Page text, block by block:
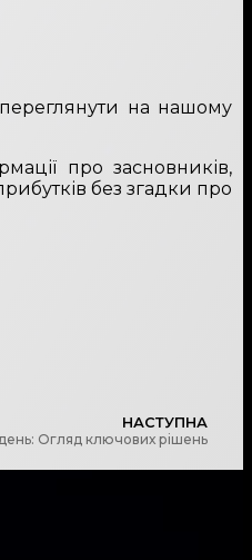
на нашому
про засновників,
без згадки про
НАСТУПНА
Огляд ключових рішень